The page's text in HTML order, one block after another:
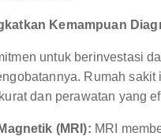
Kemampuan
untuk berinvestasi
Rumah
dan perawatan yang
(MRI): MRI